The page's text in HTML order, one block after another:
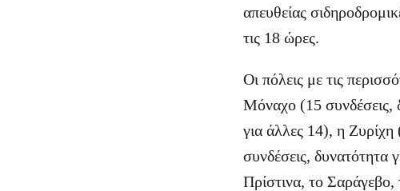
απευθείας
τις 18 ώρες.
Οι πόλεις με τις
Μόναχο (15 συνδέσεις,
για άλλες 14), η Ζυρίχη
συνδέσεις, δυνατότητα
Πρίστινα, το Σαράγεβο,